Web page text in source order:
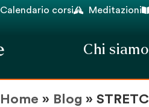
Calendario corsi Meditazioni
Chi siamo
Home » Blog »